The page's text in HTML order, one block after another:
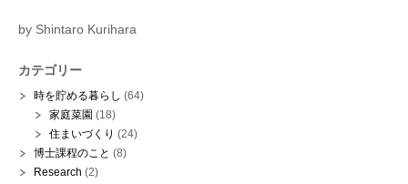
by Shintaro Kurihara
カテゴリー
時を貯める暮らし (64)
家庭菜園 (18)
住まいづくり (24)
博士課程のこと (8)
Research (2)